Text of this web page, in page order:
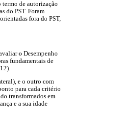
de autorização
do PST. Foram
fora do PST,
o Desempenho
fundamentais de
e o outro com
para cada critério
transformados em
e a sua idade